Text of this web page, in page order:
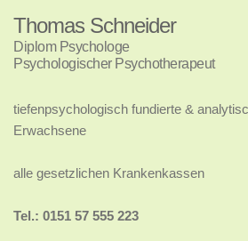
Thomas Schneider
Diplom Psychologe
Psychologischer Psychotherapeut
tiefenpsychologisch fundierte &
Erwachsene
alle gesetzlichen Krankenkassen
Tel.: 0151 57 555 223